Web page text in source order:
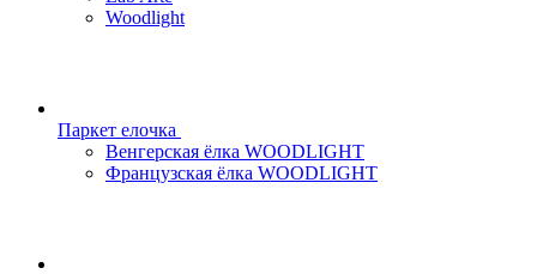
Woodlight
Паркет елочка
Венгерская ёлка WOODLIGHT
Французская ёлка WOODLIGHT